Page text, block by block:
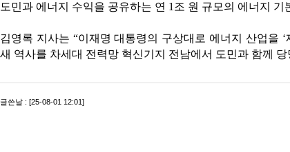
도민과 에너지 수익을 공유하는 연 1조 원 규모의 에너지
김영록 지사는 “이재명 대통령의 구상대로 에너지 산업을
새 역사를 차세대 전력망 혁신기지 전남에서 도민과 함께
글쓴날 : [25-08-01 12:01]